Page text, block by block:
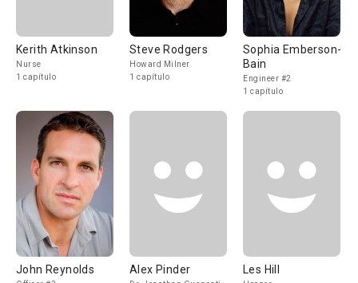
Kerith Atkinson
Nurse
1 capítulo
Steve Rodgers
Howard Milner
1 capítulo
Sophia Emberson-
Bain
Engineer #2
1 capítulo
John Reynolds Alex Pinder Les Hill